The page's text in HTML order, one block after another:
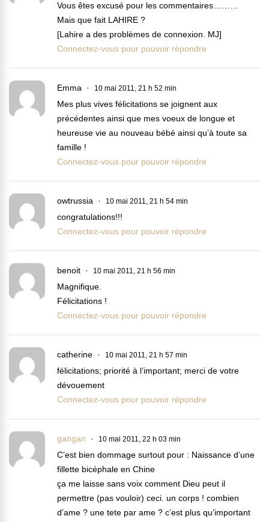
Vous êtes excusé pour les commentaires………
Mais que fait LAHIRE ?
[Lahire a des problèmes de connexion. MJ]
Connectez-vous pour pouvoir répondre
Emma 10 mai 2011, 21 h 52 min
Mes plus vives félicitations se joignent aux
précédentes ainsi que mes voeux de longue et
heureuse vie au nouveau bébé ainsi qu’à toute sa
famille !
Connectez-vous pour pouvoir répondre
owtrussia 10 mai 2011, 21 h 54 min
congratulations!!!
Connectez-vous pour pouvoir répondre
benoit 10 mai 2011, 21 h 56 min
Magnifique.
Félicitations !
Connectez-vous pour pouvoir répondre
catherine 10 mai 2011, 21 h 57 min
félicitations; priorité à l’important; merci de votre
dévouement
Connectez-vous pour pouvoir répondre
gangan 10 mai 2011, 22 h 03 min
C’est bien dommage surtout pour : Naissance d’une
fillette bicéphale en Chine
ça me laisse sans voix comment Dieu peut il
permettre (pas vouloir) ceci. un corps ! combien
d’ame ? une tete par ame ? c’est plus qu’important